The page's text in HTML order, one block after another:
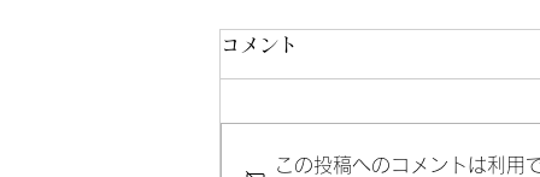
新年度
コメント
この投稿へのコメントは利用